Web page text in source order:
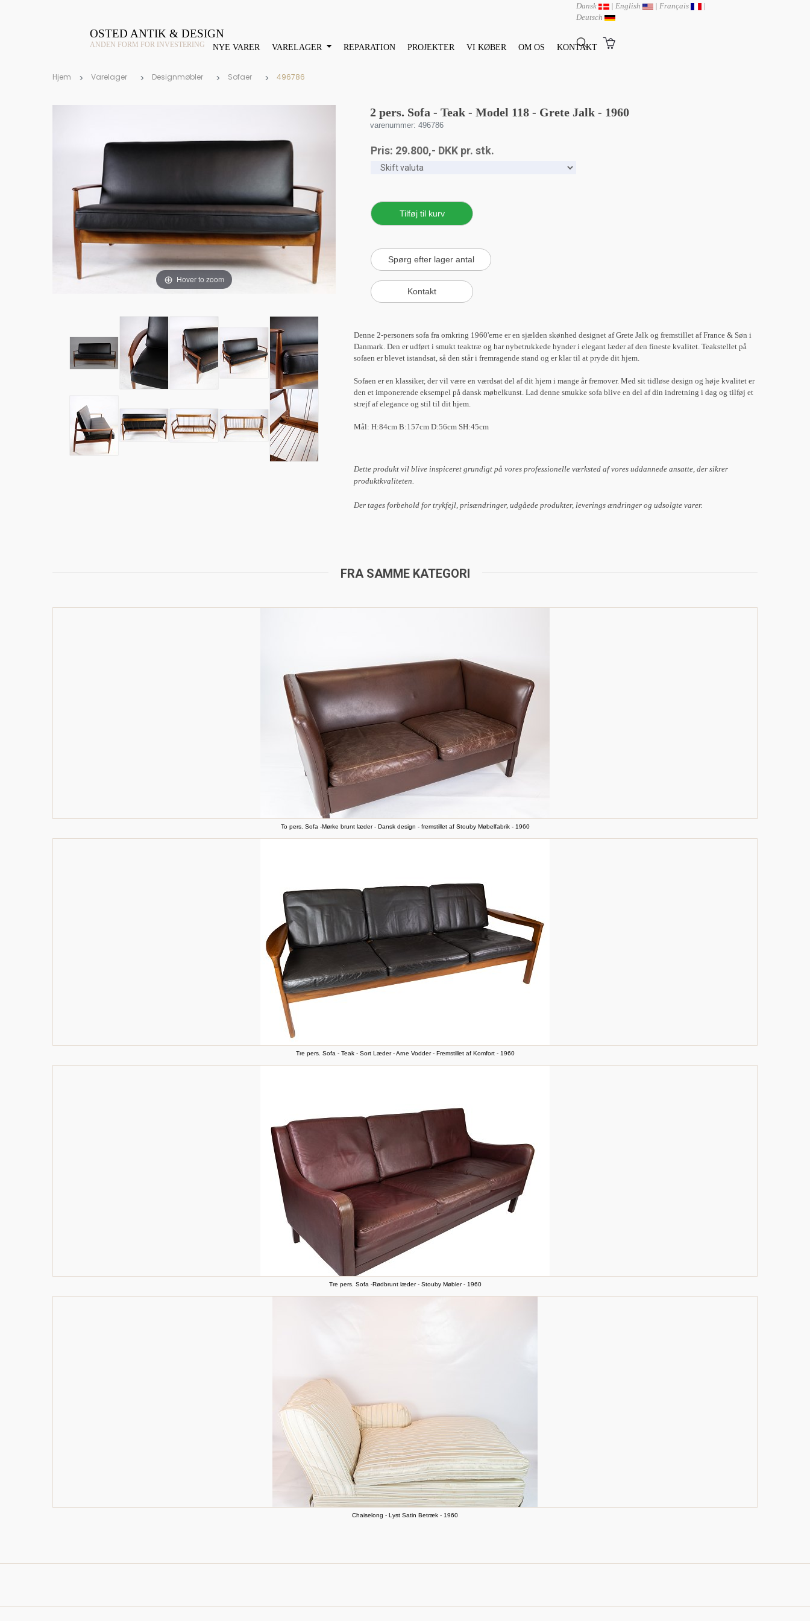
OSTED ANTIK & DESIGN
ANDEN FORM FOR INVESTERING NYE VARER VARELAGER REPARATION PROJEKTER VI KØBER OM OS KONTAKT
Dansk | English | Français
|
Deutsch
Hjem Varelager Designmøbler Sofaer 496786
Hover to zoom
2 pers. Sofa - Teak - Model 118 - Grete Jalk - 1960
varenummer: 496786
Pris: 29.800,- DKK pr. stk.
Denne 2-personers sofa fra omkring 1960'erne er en sjælden skønhed designet af Grete Jalk og fremstillet af France & Søn i
Danmark. Den er udført i smukt teaktræ og har nybetrukkede hynder i elegant læder af den fineste kvalitet. Teakstellet på
sofaen er blevet istandsat, så den står i fremragende stand og er klar til at pryde dit hjem.
Sofaen er en klassiker, der vil være en værdsat del af dit hjem i mange år fremover. Med sit tidløse design og høje kvalitet er
den et imponerende eksempel på dansk møbelkunst. Lad denne smukke sofa blive en del af din indretning i dag og tilføj et
strejf af elegance og stil til dit hjem.
Mål: H:84cm B:157cm D:56cm SH:45cm
Dette produkt vil blive inspiceret grundigt på vores professionelle værksted af vores uddannede ansatte, der sikrer
produktkvaliteten.
Der tages forbehold for trykfejl, prisændringer, udgåede produkter, leverings ændringer og udsolgte varer.
FRA SAMME KATEGORI
To pers. Sofa -Mørke brunt læder - Dansk design - fremstillet af Stouby Møbelfabrik - 1960
Tre pers. Sofa - Teak - Sort Læder - Arne Vodder - Fremstillet af Komfort - 1960
Tre pers. Sofa -Rødbrunt læder - Stouby Møbler - 1960
Chaiselong - Lyst Satin Betræk - 1960